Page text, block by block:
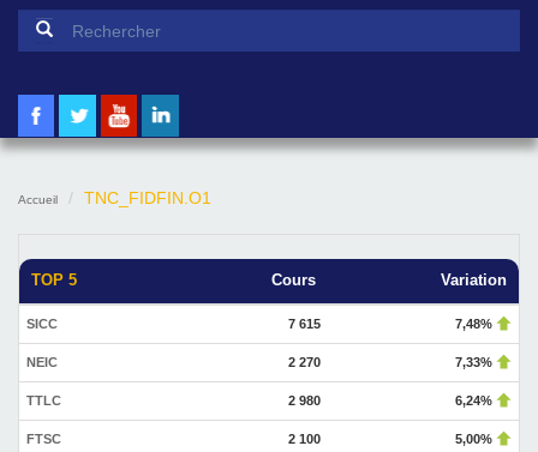
Formulaire de recherche
Accueil TNC_FIDFIN.O1
TOP 5 Cours Variation
SICC 7 615 7,48%
NEIC 2 270 7,33%
TTLC 2 980 6,24%
FTSC 2 100 5,00%